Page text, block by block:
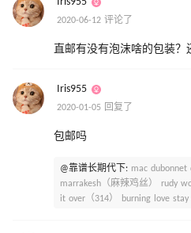
2020-06-12 评论了
直邮有没有泡沫啥的包装？
Iris955
2020-01-05 回复了
包邮吗
@靠谱长期代下: mac dubonnet
marrakesh（麻辣鸡丝） rudy
it over（314） burning love